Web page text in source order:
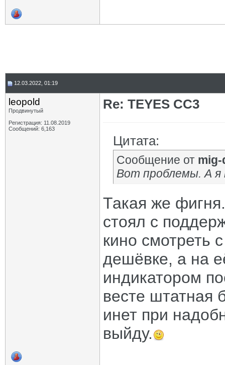
12.03.2022, 01:19
leopold
Продвинутый
Регистрация: 11.08.2019
Сообщений: 6,163
Re: TEYES CC3
Цитата:
Сообщение от
Вот проблемы. А я
Такая же
стоял с
кино смотреть
дешёвке, а на
индикатором
весте штатная
инет при
выйду.